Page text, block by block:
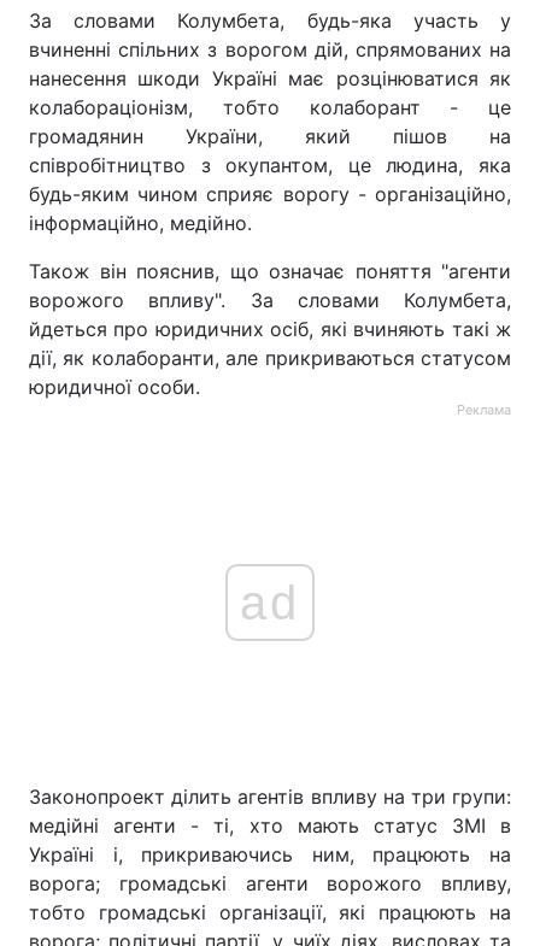
За словами Колумбета, будь-яка участь у
вчиненні спільних з ворогом дій, спрямованих на
нанесення шкоди Україні має розцінюватися як
колабораціонізм, тобто колаборант - це
громадянин України, який пішов на
співробітництво з окупантом, це людина, яка
будь-яким чином сприяє ворогу - організаційно,
інформаційно, медійно.
Також він пояснив, що означає поняття "агенти
ворожого впливу". За словами Колумбета,
йдеться про юридичних осіб, які вчиняють такі ж
дії, як колаборанти, але прикриваються статусом
юридичної особи.
Реклама
ad
Законопроект ділить агентів впливу на три групи:
медійні агенти - ті, хто мають статус ЗМІ в
Україні і, прикриваючись ним, працюють на
ворога; громадські агенти ворожого впливу,
тобто громадські організації, які працюють на
ворога; політичні партії, у чиїх діях, висловах та